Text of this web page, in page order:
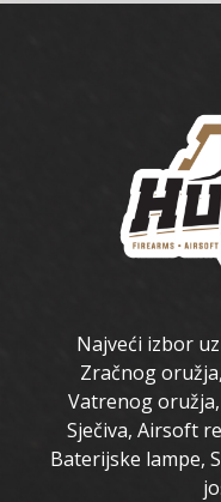
Najveći izbor
Zračnog
Vatrenog
Sječiva, Airsoft
Baterijske lampe,